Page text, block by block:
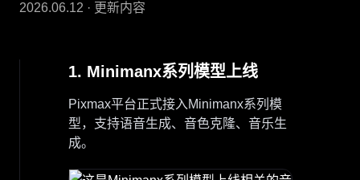
2026.06.12 · 更新内容
1. Minimanx系列模型上线
Pixmax平台正式接入Minimanx系列模
型，支持语音生成、音色克隆、音乐生
成。